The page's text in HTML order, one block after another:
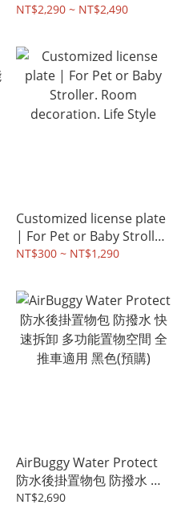
購)
NT$2,290 ~ NT$2,490
Customized license plate
| For Pet or Baby Stroller.
Room decoration. Life
NT$300 ~ NT$1,290
AirBuggy Water Protect
防水後掛置物包 防撥水 快
速拆卸 多功能置物空間 全
NT$2,690